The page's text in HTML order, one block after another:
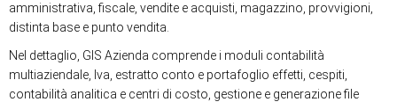
amministrativa, fiscale, vendite e acquisti, magazzino, provvigioni,
distinta base e punto vendita.
Nel dettaglio, GIS Azienda comprende i moduli contabilità
multiaziendale, Iva, estratto conto e portafoglio effetti, cespiti,
contabilità analitica e centri di costo, gestione e generazione file